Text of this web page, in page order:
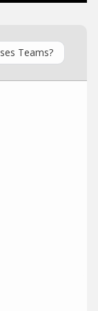
Teams?